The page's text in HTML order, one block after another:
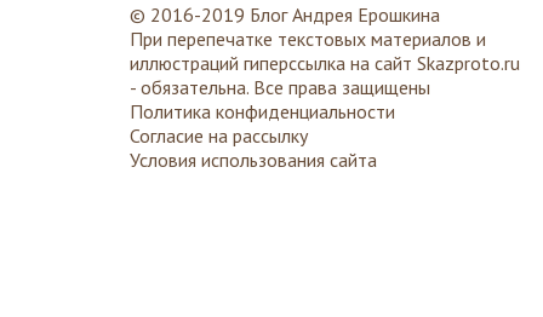
© 2016-2019 Блог Андрея Ерошкина
При перепечатке текстовых материалов и
иллюстраций гиперссылка на сайт Skazproto.ru
- обязательна. Все права защищены
Политика конфиденциальности
Согласие на рассылку
Условия использования сайта